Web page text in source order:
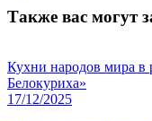
Также вас могут
Кухни народов мира в
Белокуриха»
17/12/2025